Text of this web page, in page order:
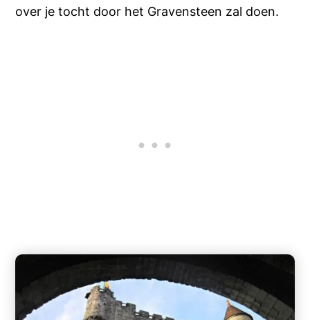
over je tocht door het Gravensteen zal doen.